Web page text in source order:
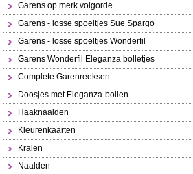
Garens op merk volgorde
Garens - losse spoeltjes Sue Spargo
Garens - losse spoeltjes Wonderfil
Garens Wonderfil Eleganza bolletjes
Complete Garenreeksen
Doosjes met Eleganza-bollen
Haaknaalden
Kleurenkaarten
Kralen
Naalden